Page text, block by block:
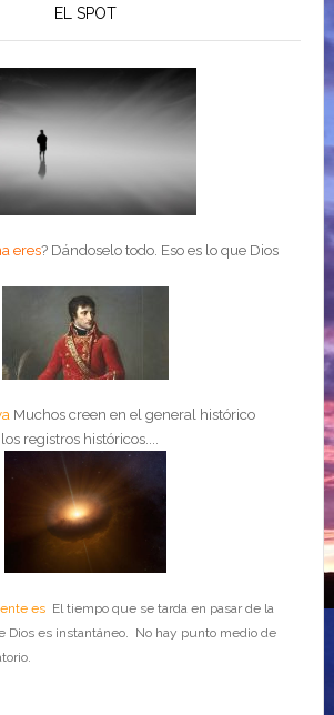
EL SPOT
eres? Dándoselo todo. Eso es lo que Dios
Muchos creen en el general histórico
registros históricos....
esEl tiempo que se tarda en pasar de la
Dios es instantáneo. No hay punto medio de